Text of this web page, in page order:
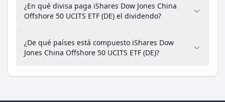
¿En qué divisa paga iShares Dow Jones China
Offshore 50 UCITS ETF (DE) el dividendo?
¿De qué países está compuesto iShares Dow
Jones China Offshore 50 UCITS ETF (DE)?